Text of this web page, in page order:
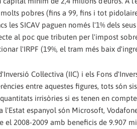
pobres (fins a 99, fins i tot
SICAV paguen només l'1% dels
al poc que tributen per l'impost
l'IRPF (19%, el tram més baix
Col·lectiva (IIC) i els Fons
entre aquestes figures, tots són
irrisòries si es tenen en
l'Estat espanyol són Microsoft,
el 2008-2009 amb beneficis de 9.907